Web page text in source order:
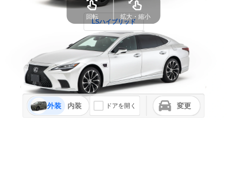
LSハイブリッド
外装 内装 ドアを開く 変更
回転 拡大・縮小